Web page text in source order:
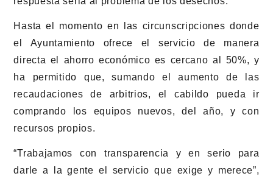
Hasta el momento en las circunscripciones donde
el Ayuntamiento ofrece el servicio de manera
directa el ahorro económico es cercano al 50%, y
ha permitido que, sumando el aumento de las
recaudaciones de arbitrios, el cabildo pueda ir
comprando los equipos nuevos, del año, y con
recursos propios.
“Trabajamos con transparencia y en serio para
darle a la gente el servicio que exige y merece”,